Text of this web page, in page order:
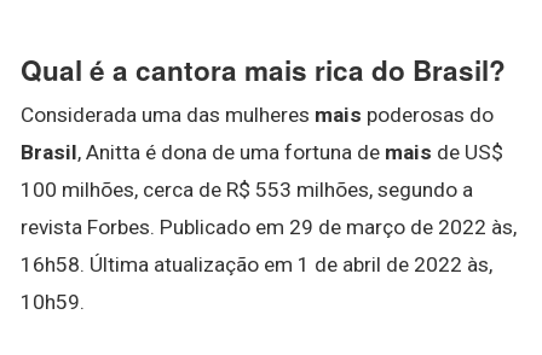
Qual é a cantora mais rica do Brasil?
Considerada uma das mulheres mais poderosas do
Brasil, Anitta é dona de uma fortuna de mais de US$
100 milhões, cerca de R$ 553 milhões, segundo a
revista Forbes. Publicado em 29 de março de 2022 às,
16h58. Última atualização em 1 de abril de 2022 às,
10h59.